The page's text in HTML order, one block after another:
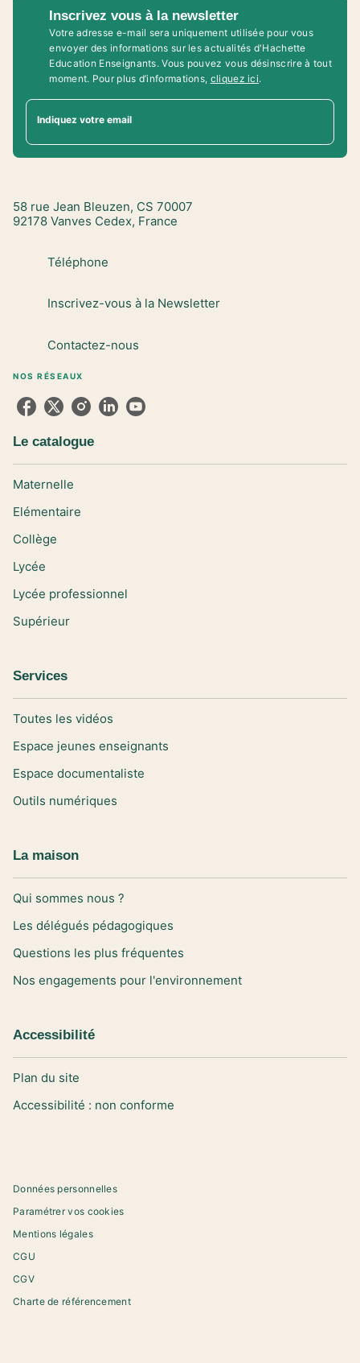
Inscrivez vous à la newsletter
Votre adresse e-mail sera uniquement utilisée pour vous
envoyer des informations sur les actualités d'Hachette
Education Enseignants. Vous pouvez vous désinscrire à tout
moment. Pour plus d’informations, cliquez ici.
Indiquez votre email
58 rue Jean Bleuzen, CS 70007
92178 Vanves Cedex, France
Téléphone
Inscrivez-vous à la Newsletter
Contactez-nous
NOS RÉSEAUX
Le catalogue
Maternelle
Elémentaire
Collège
Lycée
Lycée professionnel
Supérieur
Services
Toutes les vidéos
Espace jeunes enseignants
Espace documentaliste
Outils numériques
La maison
Qui sommes nous ?
Les délégués pédagogiques
Questions les plus fréquentes
Nos engagements pour l'environnement
Accessibilité
Plan du site
Accessibilité : non conforme
Données personnelles
Paramétrer vos cookies
Mentions légales
CGU
CGV
Charte de référencement